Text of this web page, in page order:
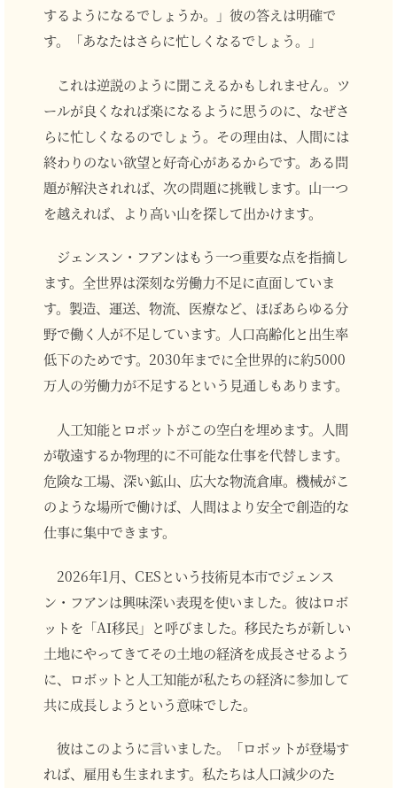
するようになるでしょうか。」彼の答えは明確で
す。「あなたはさらに忙しくなるでしょう。」
これは逆説のように聞こえるかもしれません。ツ
ールが良くなれば楽になるように思うのに、なぜさ
らに忙しくなるのでしょう。その理由は、人間には
終わりのない欲望と好奇心があるからです。ある問
題が解決されれば、次の問題に挑戦します。山一つ
を越えれば、より高い山を探して出かけます。
ジェンスン・フアンはもう一つ重要な点を指摘し
ます。全世界は深刻な労働力不足に直面していま
す。製造、運送、物流、医療など、ほぼあらゆる分
野で働く人が不足しています。人口高齢化と出生率
低下のためです。2030年までに全世界的に約5000
万人の労働力が不足するという見通しもあります。
人工知能とロボットがこの空白を埋めます。人間
が敬遠するか物理的に不可能な仕事を代替します。
危険な工場、深い鉱山、広大な物流倉庫。機械がこ
のような場所で働けば、人間はより安全で創造的な
仕事に集中できます。
2026年1月、CESという技術見本市でジェンス
ン・フアンは興味深い表現を使いました。彼はロボ
ットを「AI移民」と呼びました。移民たちが新しい
土地にやってきてその土地の経済を成長させるよう
に、ロボットと人工知能が私たちの経済に参加して
共に成長しようという意味でした。
彼はこのように言いました。「ロボットが登場す
れば、雇用も生まれます。私たちは人口減少のた